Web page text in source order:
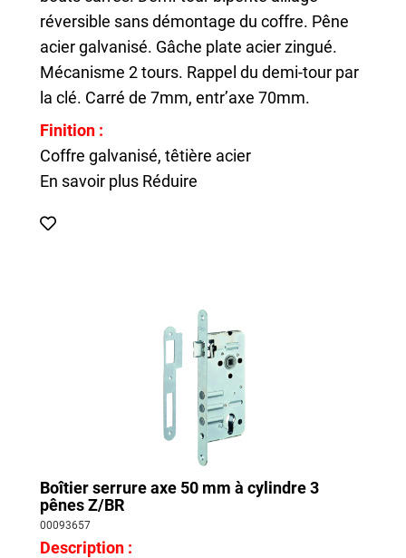
réversible sans démontage du coffre. Pêne
acier galvanisé. Gâche plate acier zingué.
Mécanisme 2 tours. Rappel du demi-tour par
la clé. Carré de 7mm, entr’axe 70mm.
Finition :
Coffre galvanisé, têtière acier
En savoir plus Réduire
Boîtier serrure axe 50 mm à cylindre 3
pênes Z/BR
00093657
Description :